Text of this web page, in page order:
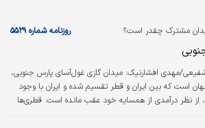
مشترک چقدر است؟ روزنامه شماره ۵۵۲۹
مهدی افشارنیک: میدان گازی غول‌آسای پارس جنوبی،
است که بین ایران و قطر تقسیم شده و ایران با وجود
از نظر درآمدی از همسایه خود عقب مانده است. قطری‌ها